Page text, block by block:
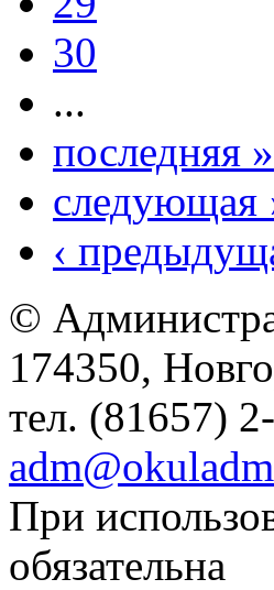
30
...
последняя »
следующая
‹
©
174350,
тел. (81657)
При
обязательна